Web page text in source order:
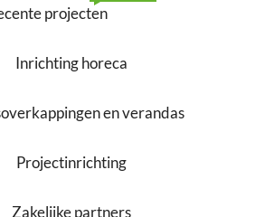
projecten
Inrichting horeca
en verandas
Projectinrichting
Zakelijke partners